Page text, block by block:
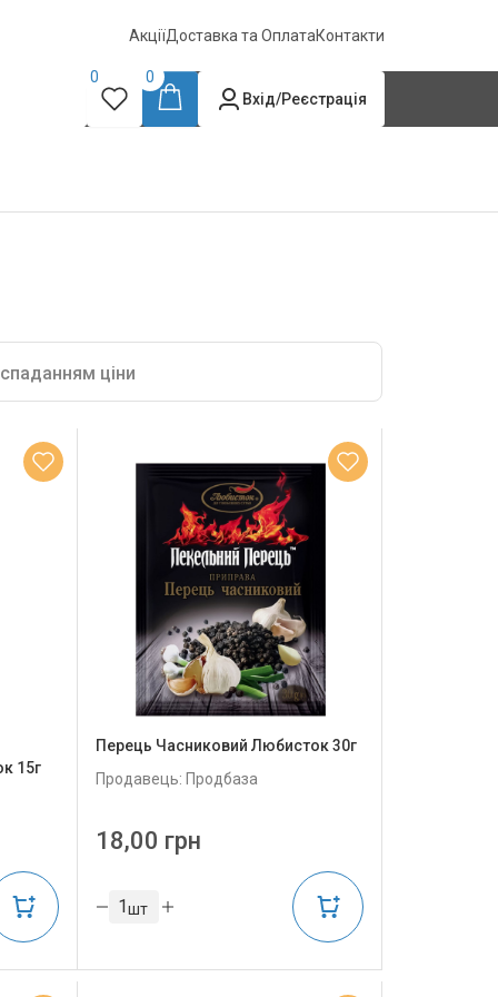
АкціїДоставка та ОплатаКонтакти
0
0
Вхід/Реєстрація
ціни
15г
Перець Часниковий Любисток 30г
Продавець: Продбаза
18,00 грн
шт